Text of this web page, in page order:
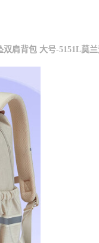
肩背包 大号-5151L莫